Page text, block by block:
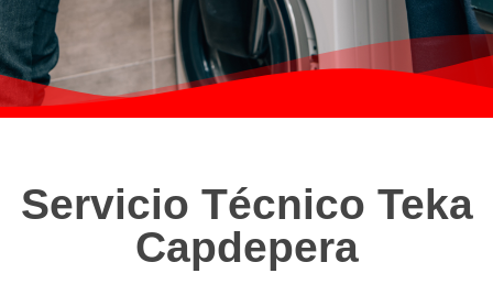
Servicio Técnico Teka
Capdepera